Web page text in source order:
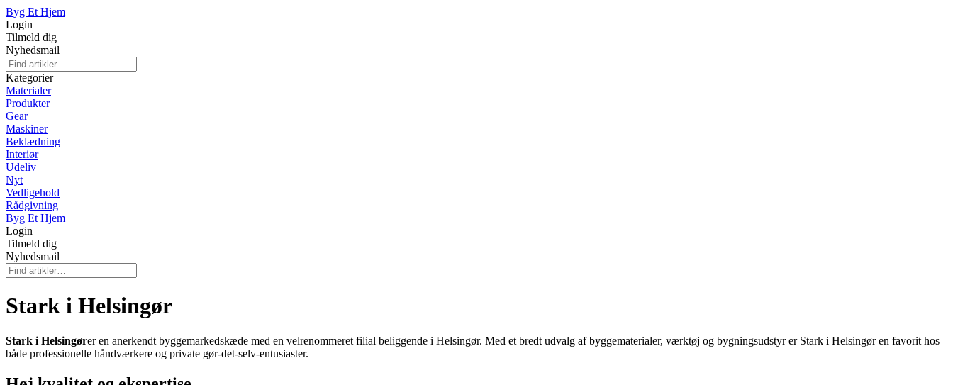
Byg Et Hjem
Login
Tilmeld dig
Nyhedsmail
Kategorier
Materialer
Produkter
Gear
Maskiner
Beklædning
Interiør
Udeliv
Nyt
Vedligehold
Rådgivning
Byg Et Hjem
Login
Tilmeld dig
Nyhedsmail
Stark i Helsingør
Stark i Helsingører en anerkendt byggemarkedskæde med en velrenommeret filial beliggende i Helsingør. Med et bredt udvalg af byggematerialer, værktøj og bygningsudstyr er Stark i Helsingør en favorit hos
både professionelle håndværkere og private gør-det-selv-entusiaster.